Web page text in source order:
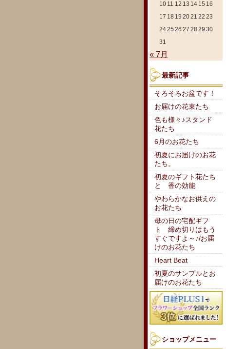
10 11 12 13 14 15 16
17 18 19 2021 22 23
2425 26 27 28 29 30
31
« 7月
最新記事
そろそろお盆です！
お届けの花束たち
色も様々♪スタンド
花たち
6月のお花たち
初夏にお届けのお花
たち。
初夏のギフト花たち
と 香の効能
やわらかなお供えの
お花たち
母の日の宅配ギフ
ト 締め切りはもう
すぐですよ～♪/お届
けのお花たち
Heart Beat
初夏のサンプルとお
届けのお花たち
ショップメニュー